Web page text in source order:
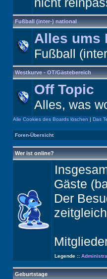
Fußball (inter-) national
Alles ums
Fußball
Westkurve - OT/Gästebereich
Off Topic
Alles, was
Alle Cookies des Boards löschen | Das
Foren-Übersicht
Wer ist online?
Gäste
Der
Legende ::
Geburtstage